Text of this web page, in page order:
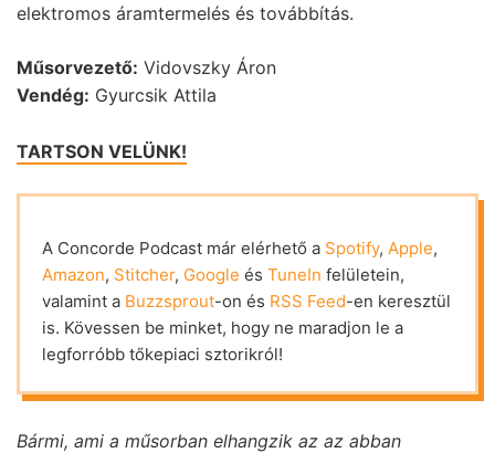
elektromos áramtermelés és továbbítás.
Műsorvezető: Vidovszky Áron
Vendég: Gyurcsik Attila
TARTSON VELÜNK!
A Concorde Podcast már elérhető a Spotify, Apple,
Amazon, Stitcher, Google és TuneIn felületein,
valamint a Buzzsprout-on és RSS Feed-en keresztül
is. Kövessen be minket, hogy ne maradjon le a
legforróbb tőkepiaci sztorikról!
Bármi, ami a műsorban elhangzik az az abban